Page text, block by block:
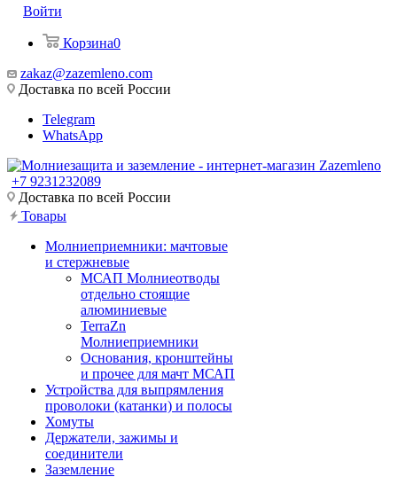
Войти
Корзина0
zakaz@zazemleno.com
Доставка по всей России
Telegram
WhatsApp
+7 9231232089
Доставка по всей России
Товары
Молниеприемники: мачтовые
и стержневые
МСАП Молниеотводы
отдельно стоящие
алюминиевые
TerraZn
Молниеприемники
Основания, кронштейны
и прочее для мачт МСАП
Устройства для выпрямления
проволоки (катанки) и полосы
Хомуты
Держатели, зажимы и
соединители
Заземление